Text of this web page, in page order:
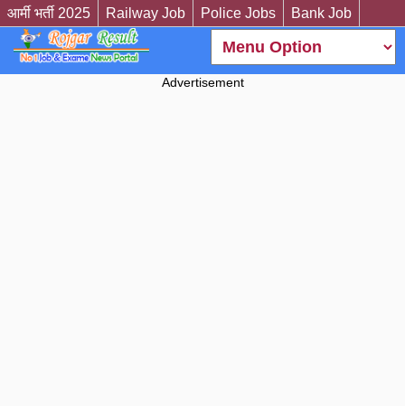
आर्मी भर्ती 2025 Railway Job Police Jobs Bank Job
Advertisement